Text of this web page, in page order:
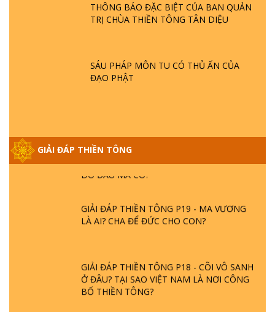
THÔNG BÁO ĐẶC BIỆT CỦA BAN QUẢN
TRỊ CHÙA THIỀN TÔNG TÂN DIỆU
SÁU PHÁP MÔN TU CÓ THỦ ẤN CỦA
ĐẠO PHẬT
GIẢI ĐÁP THIỀN TÔNG
GIẢI ĐÁP THIỀN TÔNG ĐẶC BIỆT P21 - TẠI
GIẢI ĐÁP VỀ LỄ TIỄN THIỀN TÔNG SƯ
GIẢI ĐÁP THIỀN TÔNG ĐẶC BIỆT PHẦN 20
- BÁC NGUYỄN NHÂN LÀ AI? PHIỀN NÃO
GIẢI ĐÁP THIỀN TÔNG P19 - MA VƯƠNG
LÀ AI? CHA ĐỂ ĐỨC CHO CON?
GIẢI ĐÁP THIỀN TÔNG P18 - CÕI VÔ SANH
Ở ĐÂU? TẠI SAO VIỆT NAM LÀ NƠI CÔNG
BỐ THIỀN TÔNG?